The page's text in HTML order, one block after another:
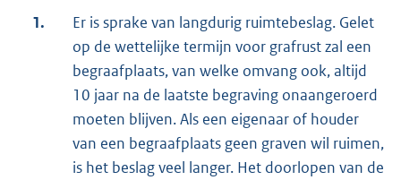
1.
Er is sprake van langdurig ruimtebeslag. Gelet
op de wettelijke termijn voor grafrust zal een
begraafplaats, van welke omvang ook, altijd
10 jaar na de laatste begraving onaangeroerd
moeten blijven. Als een eigenaar of houder
van een begraafplaats geen graven wil ruimen,
is het beslag veel langer. Het doorlopen van de